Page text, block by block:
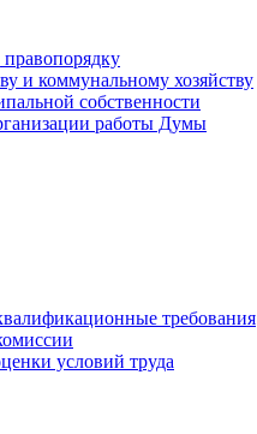
и коммунальному хозяйству
собственности
работы Думы
требования
условий труда